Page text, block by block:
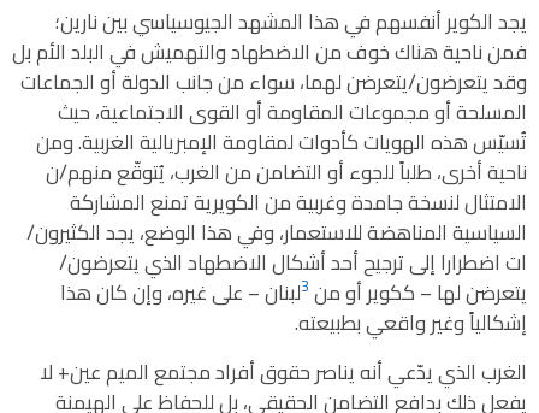
يجد الكوير أنفسهم في هذا المشهد الجيوسياسي بين نارين؛
فمن ناحية هناك خوف من الاضطهاد والتهميش في البلد الأم بل
وقد يتعرضون/يتعرضن لهما، سواء من جانب الدولة أو الجماعات
المسلحة أو مجموعات المقاومة أو القوى الاجتماعية، حيث
تُسيّس هذه الهويات كأدوات لمقاومة الإمبريالية الغربية. ومن
ناحية أخرى، طلباً للجوء أو التضامن من الغرب، يُتوقّع منهم/ن
الامتثال لنسخة جامدة وغربية من الكويرية تمنع المشاركة
السياسية المناهضة للاستعمار، وفي هذا الوضع، يجد الكثيرون/
ات اضطرارا إلى ترجيح أحد أشكال الاضطهاد الذي يتعرضون/
يتعرضن لها – ككوير أو من 3لبنان – على غيره، وإن كان هذا
إشكالياً وغير واقعي بطبيعته.
الغرب الذي يدّعي أنه يناصر حقوق أفراد مجتمع الميم عين+ لا
يفعل ذلك بدافع التضامن الحقيقي، بل للحفاظ على الهيمنة